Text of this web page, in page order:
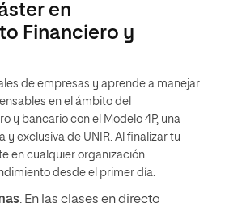
en
Financiero y
de empresas y aprende a manejar
en el ámbito del
y bancario con el Modelo 4P, una
y exclusiva de UNIR. Al finalizar tu
en cualquier organización
desde el primer día.
. En las clases en directo